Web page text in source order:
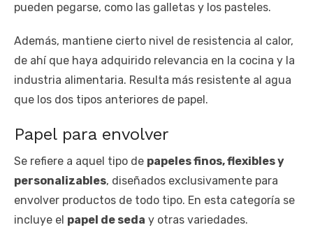
pueden pegarse, como las galletas y los pasteles.
Además, mantiene cierto nivel de resistencia al calor,
de ahí que haya adquirido relevancia en la cocina y la
industria alimentaria. Resulta más resistente al agua
que los dos tipos anteriores de papel.
Papel para envolver
Se refiere a aquel tipo de papeles finos, flexibles y
personalizables, diseñados exclusivamente para
envolver productos de todo tipo. En esta categoría se
incluye el papel de seda y otras variedades.